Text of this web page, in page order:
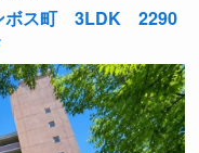
ボス町 3LDK 2290